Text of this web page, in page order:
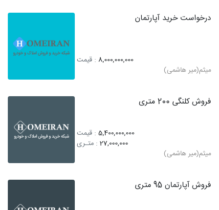
درخواست خرید آپارتمان
8,000,000,000 : قیمت
میثم(میر هاشمی)
فروش کلنگی 200 متری
5,400,000,000 : قیمت
27,000,000 : متـری
میثم(میر هاشمی)
فروش آپارتمان 95 متری